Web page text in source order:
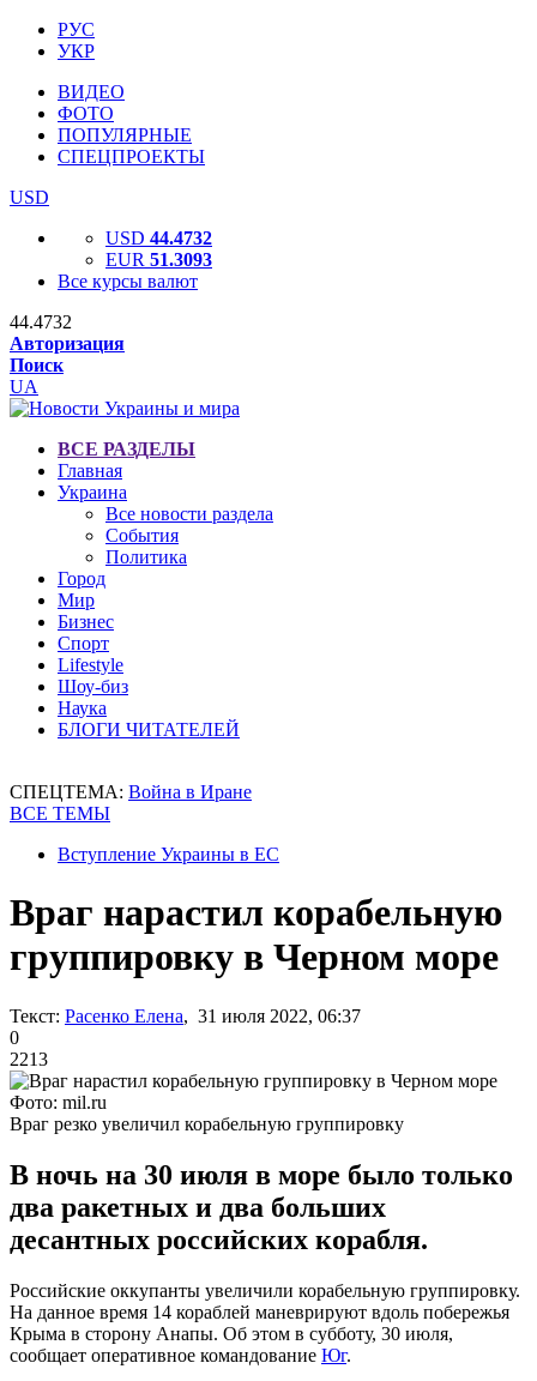
РУС
УКР
ВИДЕО
ФОТО
ПОПУЛЯРНЫЕ
СПЕЦПРОЕКТЫ
USD
USD 44.4732
EUR 51.3093
Все курсы валют
44.4732
Авторизация
Поиск
UA
ВСЕ РАЗДЕЛЫ
Главная
Украина
Все новости раздела
События
Политика
Город
Мир
Бизнес
Спорт
Lifestyle
Шоу-биз
Наука
БЛОГИ ЧИТАТЕЛЕЙ
СПЕЦТЕМА: Война в Иране
ВСЕ ТЕМЫ
Вступление Украины в ЕС
Враг нарастил корабельную
группировку в Черном море
Текст: Расенко Елена, 31 июля 2022, 06:37
0
2213
Фото: mil.ru
Враг резко увеличил корабельную группировку
В ночь на 30 июля в море было только
два ракетных и два больших
десантных российских корабля.
Российские оккупанты увеличили корабельную группировку.
На данное время 14 кораблей маневрируют вдоль побережья
Крыма в сторону Анапы. Об этом в субботу, 30 июля,
сообщает оперативное командование Юг.